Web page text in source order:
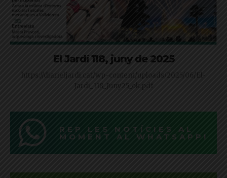
El Jardí 118, juny de 2025
https://diarieljardi.cat/wp-content/uploads/2025/06/El-
Jardi_118_Juny25_ok.pdf
REP LES NOTÍCIES AL
MOMENT AL WHATSAPP!